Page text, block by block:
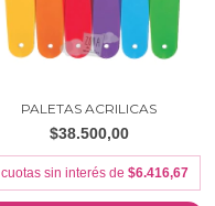
PALETAS ACRILICAS
$38.500,00
cuotas sin interés de $6.416,67